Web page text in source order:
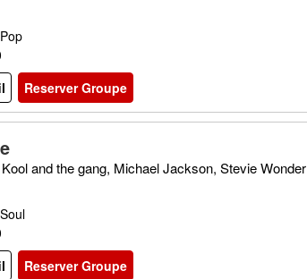
Reserver Groupe
and the gang, Michael Jackson, Stevie Wonder
Reserver Groupe